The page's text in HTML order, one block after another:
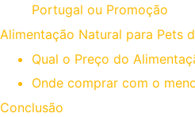
Portugal ou Promoção
Alimentação Natural para Pets
Qual o Preço do
Onde comprar com o
Conclusão